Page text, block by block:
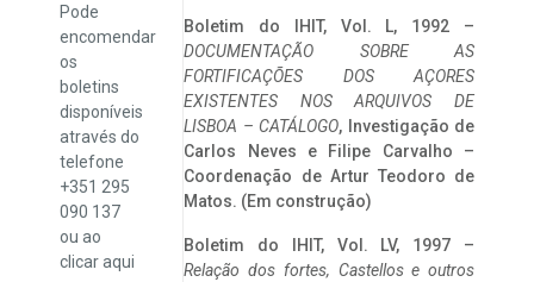
Pode
encomendar
os
boletins
disponíveis
através do
telefone
+351 295
090 137
ou ao
clicaraqui
Boletim do IHIT, Vol. L, 1992 –
DOCUMENTAÇÃO SOBRE AS
FORTIFICAÇÕES DOS AÇORES
EXISTENTES NOS ARQUIVOS DE
LISBOA – CATÁLOGO, Investigação de
Carlos Neves e Filipe Carvalho –
Coordenação de Artur Teodoro de
Matos. (Em construção)
Boletim do IHIT, Vol. LV, 1997 –
Relação dos fortes, Castellos e outros